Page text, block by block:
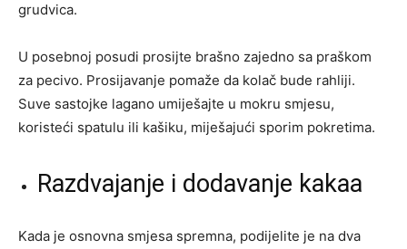
grudvica.
U posebnoj posudi prosijte brašno zajedno sa praškom
za pecivo. Prosijavanje pomaže da kolač bude rahliji.
Suve sastojke lagano umiješajte u mokru smjesu,
koristeći spatulu ili kašiku, miješajući sporim pokretima.
Razdvajanje i dodavanje kakaa
Kada je osnovna smjesa spremna, podijelite je na dva